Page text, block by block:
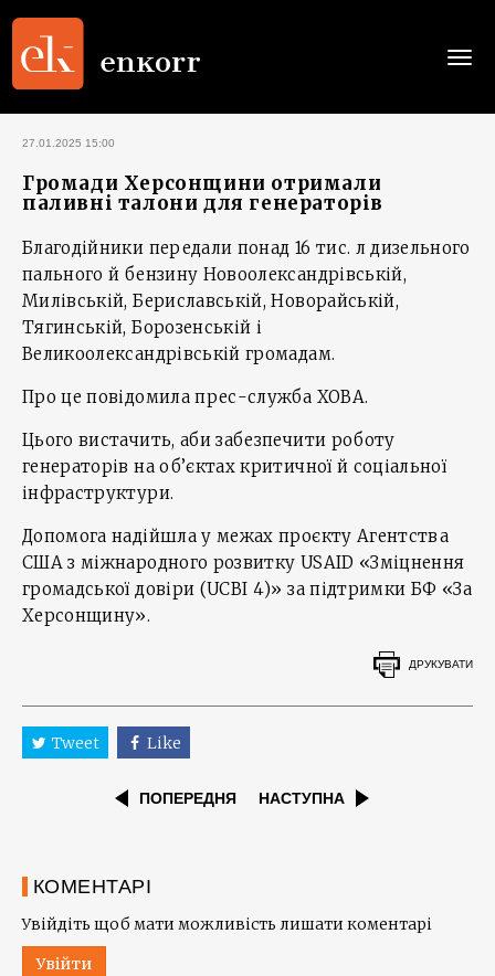
27.01.2025 15:00
Громади Херсонщини отримали
паливні талони для генераторів
Благодійники передали понад 16 тис. л дизельного
пального й бензину Новоолександрівській,
Милівській, Бериславській, Новорайській,
Тягинській, Борозенській і
Великоолександрівській громадам.
Про це повідомила прес-служба ХОВА.
Цього вистачить, аби забезпечити роботу
генераторів на об’єктах критичної й соціальної
інфраструктури.
Допомога надійшла у межах проєкту Агентства
США з міжнародного розвитку USAID «Зміцнення
громадської довіри (UCBI 4)» за підтримки БФ «За
Херсонщину».
ДРУКУВАТИ
Tweet Like
ПОПЕРЕДНЯ НАСТУПНА
КОМЕНТАРІ
Увійдіть щоб мати можливість лишати коментарі
Увійти